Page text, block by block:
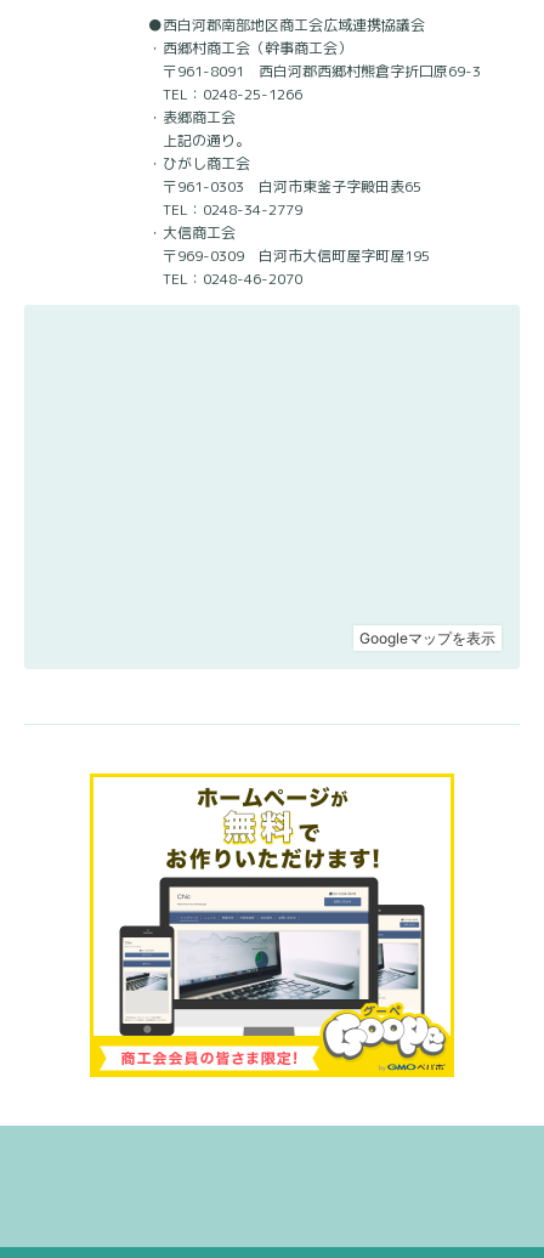
●西白河郡南部地区商工会広域連携協議会
・西郷村商工会（幹事商工会）
〒961-8091 西白河郡西郷村熊倉字折口原69-3
TEL：0248-25-1266
・表郷商工会
上記の通り。
・ひがし商工会
〒961-0303 白河市東釜子字殿田表65
TEL：0248-34-2779
・大信商工会
〒969-0309 白河市大信町屋字町屋195
TEL：0248-46-2070